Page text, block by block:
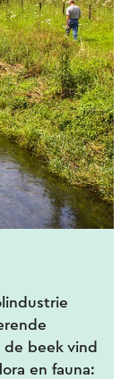
de beek vind
en fauna: